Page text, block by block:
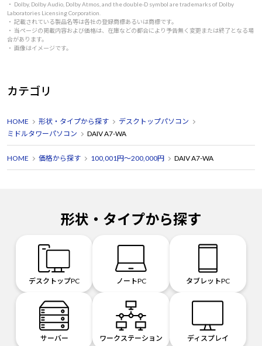
・ Dolby, Dolby Audio, Dolby Atmos, and the double-D symbol are trademarks of Dolby
Laboratories Licensing Corporation.
・ 記載されている製品名等は各社の登録商標あるいは商標です。
・ 当ページの掲載内容および価格は、在庫などの都合により予告無く変更または終了となる場
合があります。
・ 画像はイメージです。
カテゴリ
HOME 形状・タイプから探す
デスクトップパソコン
ミドルタワーパソコン
DAIV A7-WA
HOME 価格から探す 100,001円～200,000円 DAIV A7-WA
形状・タイプから探す
デスクトップPC ノートPC タブレットPC
サーバー ワークステーション ディスプレイ